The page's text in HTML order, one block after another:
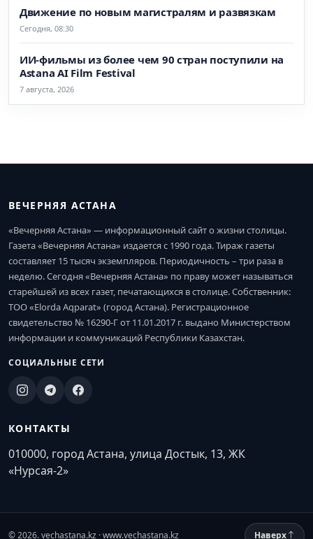
Движение по новым магистралям и развязкам
Сегодня, 08:30
ИИ-фильмы из более чем 90 стран поступили на
Astana AI Film Festival
7 августа, 2026
ВЕЧЕРНЯЯ АСТАНА
«Вечерняя Астана» — информационный сайт о жизни столицы.
Газета «Вечерняя Астана» издается с 1990 года. Тираж газеты
составляет 15 тысяч экземпляров. Периодичность – три раза в
неделю. Сегодня «Вечерняя Астана» по праву может называться
старейшей из всех газет, печатающихся в столице. Собственник:
ТОО «Elorda Aqparat» (город Астана). Регистрационное
свидетельство № 16290-Г от 11.01.2017 г. выдано Министерством
информации и коммуникаций Республики Казахстан.
СОЦИАЛЬНЫЕ СЕТИ
КОНТАКТЫ
010000, город Астана, улица Достык, 13, ЖК
«Нурсая-2»
© 2026. vechastana.kz · www.vechastana.kz Наверх